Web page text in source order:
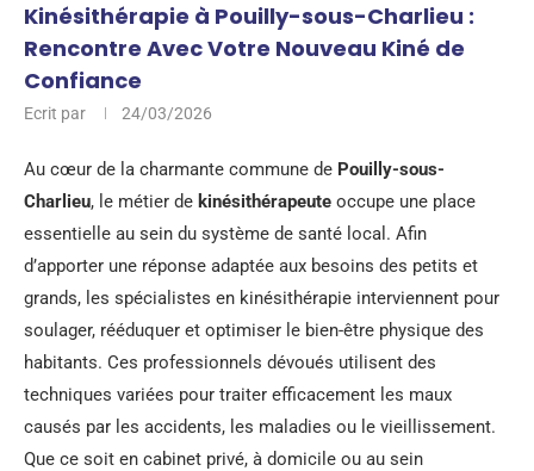
Kinésithérapie à Pouilly-sous-Charlieu :
Rencontre Avec Votre Nouveau Kiné de
Confiance
Ecrit par 24/03/2026
Au cœur de la charmante commune de Pouilly-sous-
Charlieu, le métier de kinésithérapeute occupe une place
essentielle au sein du système de santé local. Afin
d’apporter une réponse adaptée aux besoins des petits et
grands, les spécialistes en kinésithérapie interviennent pour
soulager, rééduquer et optimiser le bien-être physique des
habitants. Ces professionnels dévoués utilisent des
techniques variées pour traiter efficacement les maux
causés par les accidents, les maladies ou le vieillissement.
Que ce soit en cabinet privé, à domicile ou au sein